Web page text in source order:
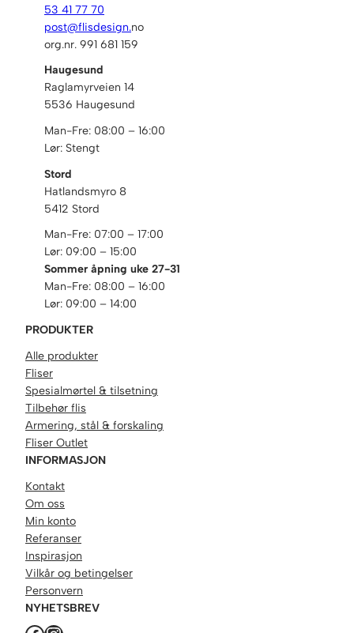
53 41 77 70
post@flisdesign.no
org.nr. 991 681 159
Haugesund
Raglamyrveien 14
5536 Haugesund
Man-Fre: 08:00 – 16:00
Lør: Stengt
Stord
Hatlandsmyro 8
5412 Stord
Man-Fre: 07:00 – 17:00
Lør: 09:00 – 15:00
Sommer åpning uke 27-31
Man-Fre: 08:00 – 16:00
Lør: 09:00 – 14:00
PRODUKTER
Alle produkter
Fliser
Spesialmørtel & tilsetning
Tilbehør flis
Armering, stål & forskaling
Fliser Outlet
INFORMASJON
Kontakt
Om oss
Min konto
Referanser
Inspirasjon
Vilkår og betingelser
Personvern
NYHETSBREV